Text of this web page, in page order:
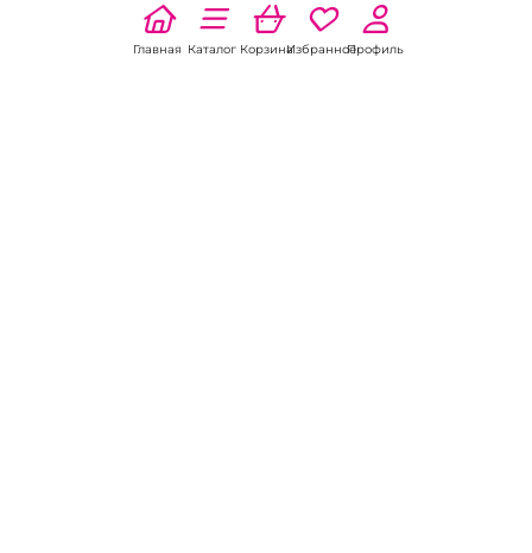
Главная Каталог КорзинаИзбранноеПрофиль